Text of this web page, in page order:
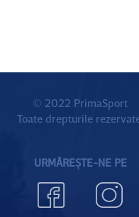
© 2022 PrimaSport
Toate drepturile
URMĂREȘTE-NE PE